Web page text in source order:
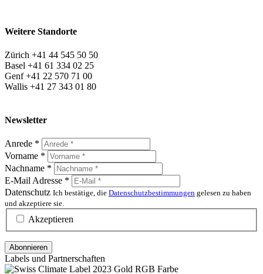
Weitere Standorte
Zürich +41 44 545 50 50
Basel +41 61 334 02 25
Genf +41 22 570 71 00
Wallis +41 27 343 01 80
Newsletter
Anrede *
Vorname *
Nachname *
E-Mail Adresse *
Datenschutz Ich bestätige, die Datenschutzbestimmungen gelesen zu haben
und akzeptiere sie.
Akzeptieren
Labels und Partnerschaften